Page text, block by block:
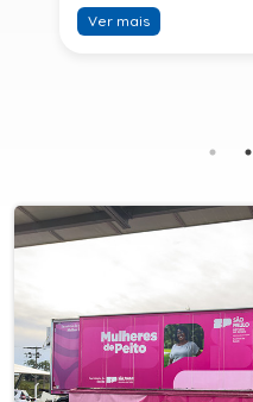
cerimônia celebrou a
alunos e entrou para a
SESI, ampliando o
retomar os estudos.A
Jovens e Adultos
oferecida em Sete Barras
passou por uma
com o SESI, a Prefeitura
o Ensino Fundamental II
Médio, ampliando
para que jovens e
Ver mais